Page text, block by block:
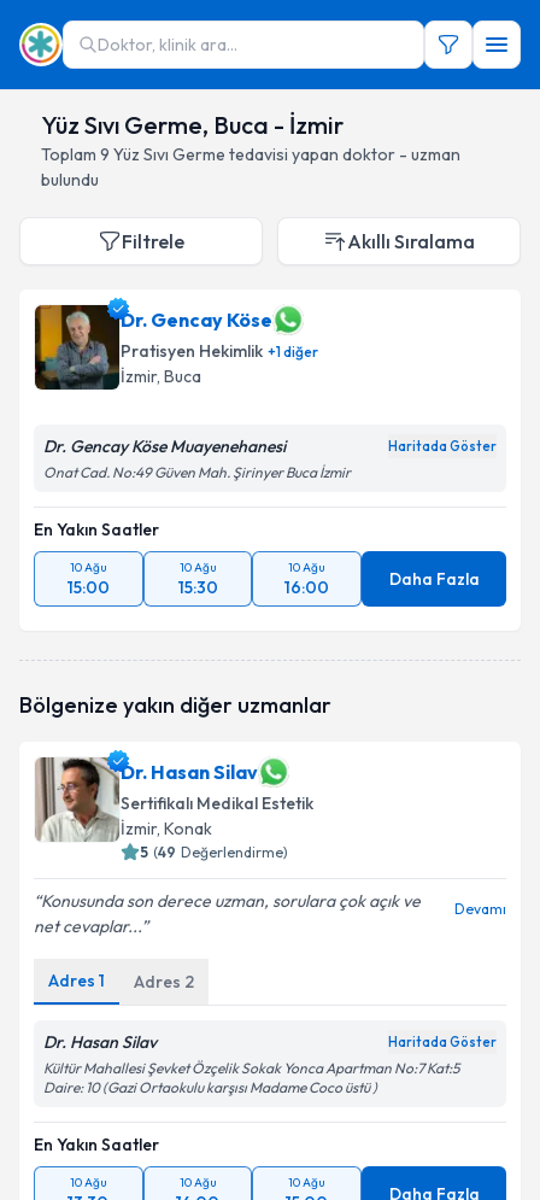
Doktor, klinik ara...
Yüz Sıvı Germe, Buca - İzmir
Toplam 9 Yüz Sıvı Germe tedavisi yapan doktor - uzman
bulundu
Filtrele Akıllı Sıralama
Dr. Gencay Köse
Pratisyen Hekimlik +1diğer
İzmir, Buca
Dr. Gencay Köse Muayenehanesi Haritada Göster
Onat Cad. No:49 Güven Mah. Şirinyer Buca İzmir
En Yakın Saatler
10 Ağu
15:00
10 Ağu
15:30
10 Ağu
16:00 Daha Fazla
Bölgenize yakın diğer uzmanlar
Dr. Hasan Silav
Sertifikalı Medikal Estetik
İzmir, Konak
5 (49 Değerlendirme)
Konusunda son derece uzman, sorulara çok açık ve
net cevaplar...
Devamı
Adres 1 Adres 2
Dr. Hasan Silav Haritada Göster
Kültür Mahallesi Şevket Özçelik Sokak Yonca Apartman No:7 Kat:5
Daire: 10 (Gazi Ortaokulu karşısı Madame Coco üstü )
En Yakın Saatler
10 Ağu 10 Ağu 10 Ağu
Daha Fazla